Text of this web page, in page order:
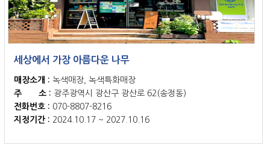
세상에서 가장 아름다운 나무
매장소개 : 녹색매장, 녹색특화매장
주 소 : 광주광역시 광산구 광산로 62(송정동)
전화번호 : 070-8807-8216
지정기간 : 2024.10.17 ~ 2027.10.16